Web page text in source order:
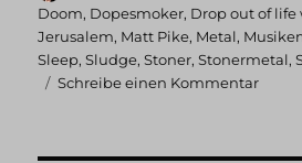
am
Doom, Dopesmoker, Drop out of
Jerusalem, Matt Pike, Metal,
Sleep,Sludge,Stoner,Stonermetal,
Schreibe einen Kommentarzu